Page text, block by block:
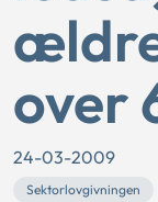
over
24-03-2009
Sektorlovgivningen